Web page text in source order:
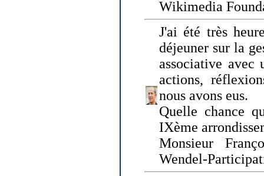
Wikimedia
J'ai été très
déjeuner sur la
associative avec
actions,
nous avons eus.
Quelle chance
IXème
Monsieur
Wendel-